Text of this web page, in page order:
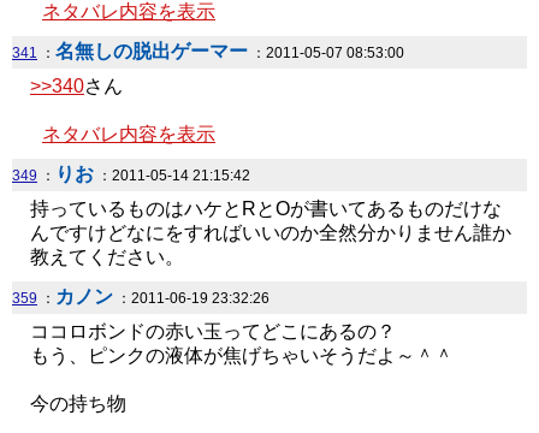
ネタバレ内容を表示
341 ： 名無しの脱出ゲーマー ：2011-05-07 08:53:00
>>340さん
ネタバレ内容を表示
349 ： りお ：2011-05-14 21:15:42
持っているものはハケとRとOが書いてあるものだけな
んですけどなにをすればいいのか全然分かりません誰か
教えてください。
359 ： カノン ：2011-06-19 23:32:26
ココロボンドの赤い玉ってどこにあるの？
もう、ピンクの液体が焦げちゃいそうだよ～＾＾
今の持ち物